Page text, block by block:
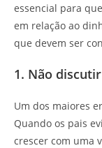
essencial para
em relação ao
que devem ser
1. Não
Um dos maiores
Quando os pais
crescer com uma